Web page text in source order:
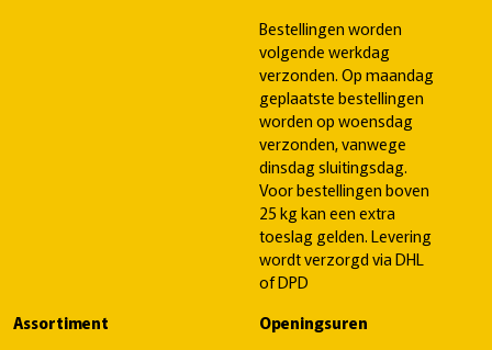
Bestellingen worden
volgende werkdag
verzonden. Op maandag
geplaatste bestellingen
worden op woensdag
verzonden, vanwege
dinsdag sluitingsdag.
Voor bestellingen boven
25 kg kan een extra
toeslag gelden. Levering
wordt verzorgd via DHL
of DPD
Assortiment
Openingsuren